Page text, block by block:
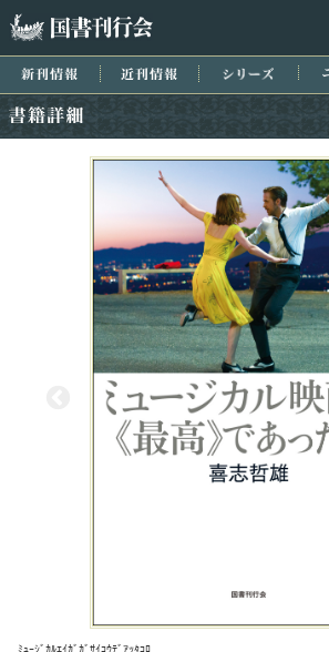
新刊情報 近刊情報 シリーズ
ﾐｭｰｼﾞｶﾙｴｲｶﾞｶﾞｻｲｺｳﾃﾞｱｯﾀｺﾛ